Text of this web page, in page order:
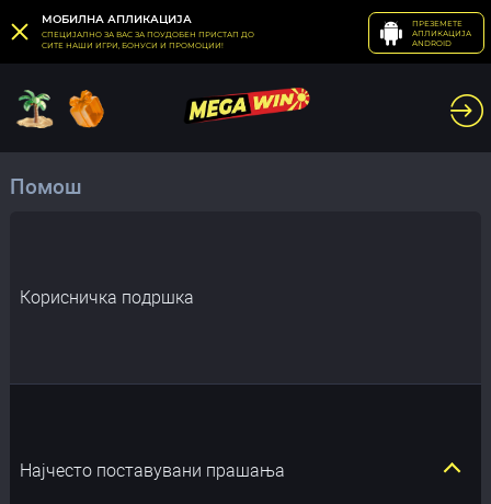
МОБИЛНА АПЛИКАЦИЈА
СПЕЦИЈАЛНО ЗА ВАС ЗА ПОУДОБЕН ПРИСТАП ДО
СИТЕ НАШИ ИГРИ, БОНУСИ И ПРОМОЦИИ!
ПРЕЗЕМЕТЕ
АПЛИКАЦИЈА
ANDROID
Помош
Корисничка подршка
Најчесто поставувани прашања